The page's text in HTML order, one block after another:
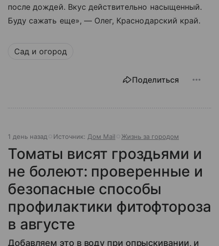
после дождей. Вкус действительно насыщенный.
Буду сажать еще», — Олег, Краснодарский край.
Сад и огород
Поделиться
1 день назад Источник: Дом Mail Жизнь за городом
Томаты висят гроздьями и
не болеют: проверенные и
безопасные способы
профилактики фитофтороза
в августе
Добавляем это в воду при опрыскивании, и